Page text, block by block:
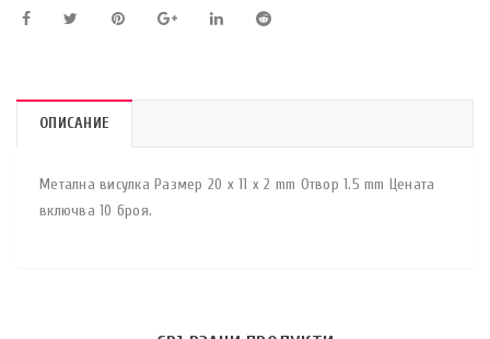
ОПИСАНИЕ
Метална висулка Размер 20 x 11 x 2 mm Отвор 1.5 mm Цената
включва 10 броя.